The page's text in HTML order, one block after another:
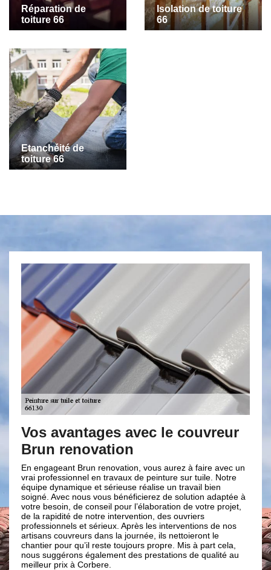
Réparation de
toiture 66
Isolation de toiture
66
Etanchéité de
toiture 66
avec le couvreur
renovation
Brun renovation, vous aurez à faire avec un
en travaux de peinture sur tuile. Notre
et sérieuse réalise un travail bien
nous vous bénéficierez de solution adaptée à
de conseil pour l’élaboration de votre projet,
de notre intervention, des ouvriers
et sérieux. Après les interventions de nos
couvreurs dans la journée, ils nettoieront le
pour qu’il reste toujours propre. Mis à part cela,
également des prestations de qualité au
prix à Corbere.
Habitant aux
mettre des
hyper
intervenir dans
déplacement
une entreprise
dans le domaine
renovation peut
ou bien une
confiance au
de toiture seront